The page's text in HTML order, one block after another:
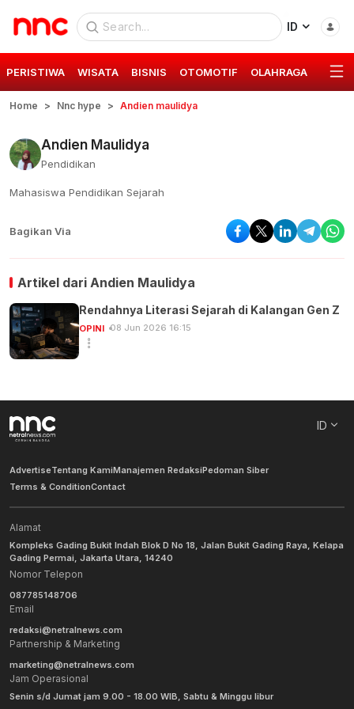
ID
PERISTIWA WISATA BISNIS OTOMOTIF OLAHRAGA GAYA
Home Nnc hype Andien maulidya
Andien Maulidya
Pendidikan
Mahasiswa Pendidikan Sejarah
Bagikan Via
Artikel dari Andien Maulidya
Rendahnya Literasi Sejarah di Kalangan Gen Z
OPINI 08 Jun 2026 16:15
ID
AdvertiseTentang KamiManajemen RedaksiPedoman Siber
Terms & ConditionContact
Alamat
Kompleks Gading Bukit Indah Blok D No 18, Jalan Bukit Gading Raya, Kelapa
Gading Permai, Jakarta Utara, 14240
Nomor Telepon
087785148706
Email
redaksi@netralnews.com
Partnership & Marketing
marketing@netralnews.com
Jam Operasional
Senin s/d Jumat jam 9.00 - 18.00 WIB, Sabtu & Minggu libur